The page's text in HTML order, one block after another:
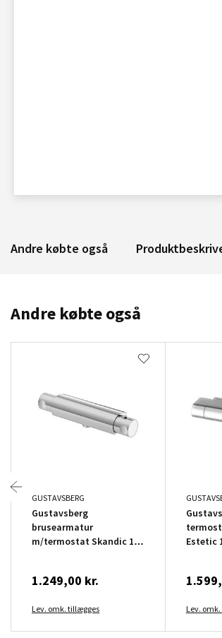
Andre købte også
Andre købte også
GUSTAVSBERG
Gustavsberg
brusearmatur
m/termostat Skandic 150
1.249,00 kr.
Lev. omk. tillægges
Estetic
Lev.